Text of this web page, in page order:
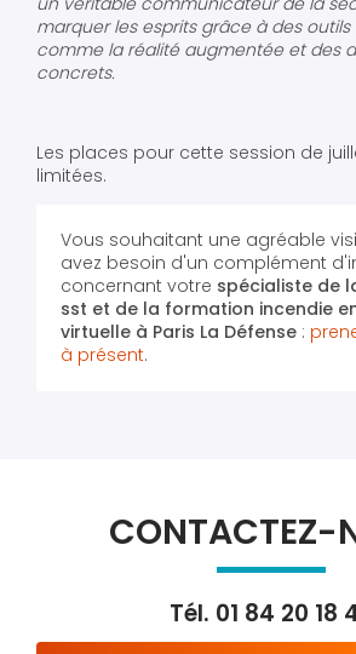
marquer les esprits grâce à des
comme la réalité augmentée et des
concrets.
Les places pour cette session de
limitées.
Vous souhaitant une agréable
avez besoin d'un complément
concernant votre spécialiste de
sst et de la formation incendie
virtuelle à Paris La Défense :
à présent.
CONTACTEZ-
Tél. 01 84 20 18